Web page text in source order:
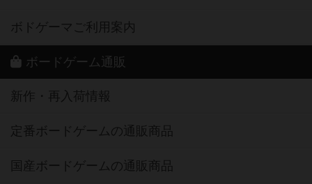
ボドゲーマご利用案内
ボードゲーム通販
新作・再入荷情報
定番ボードゲームの通販商品
国産ボードゲームの通販商品